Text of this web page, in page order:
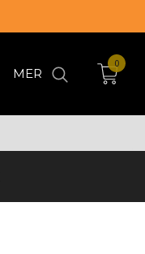
MER
0